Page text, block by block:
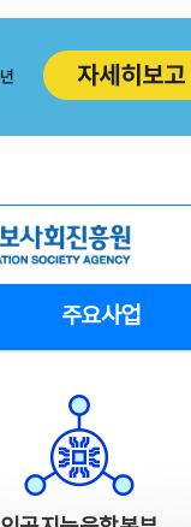
주요사업